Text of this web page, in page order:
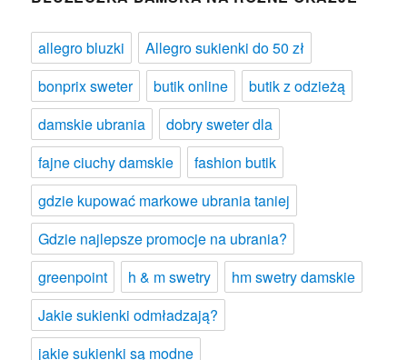
allegro bluzki
Allegro sukienki do 50 zł
bonprix sweter
butik online
butik z odzieżą
damskie ubrania
dobry sweter dla
fajne ciuchy damskie
fashion butik
gdzie kupować markowe ubrania taniej
Gdzie najlepsze promocje na ubrania?
greenpoint
h & m swetry
hm swetry damskie
Jakie sukienki odmładzają?
jakie sukienki są modne